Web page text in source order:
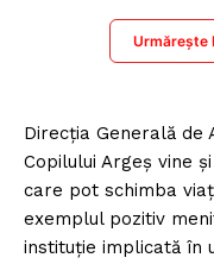
Urmărește
Direcția Generală de
Copilului Argeș vine
care pot schimba
exemplul pozitiv
instituție implicată în